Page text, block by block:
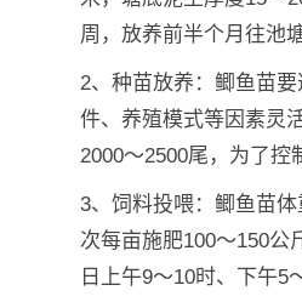
周，放养前半个月往池
2、种苗放养：鲫鱼苗
件、养殖模式等因素灵
2000～2500尾，为了控
3、饲料投喂：鲫鱼苗
次每亩施肥100～150公
日上午9～10时、下午5